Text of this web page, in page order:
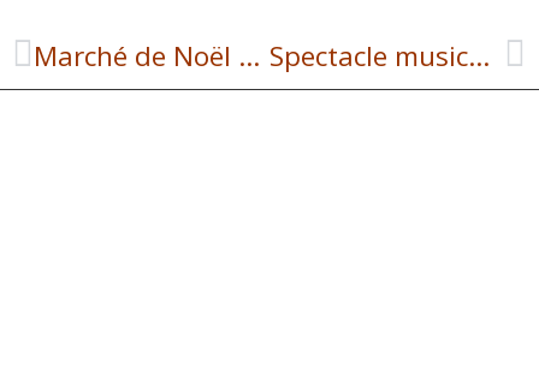
Marché de Noël à Campuac ! Spectacle musical à Campuac !